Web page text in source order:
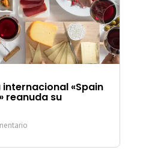
«Spain
reanuda su